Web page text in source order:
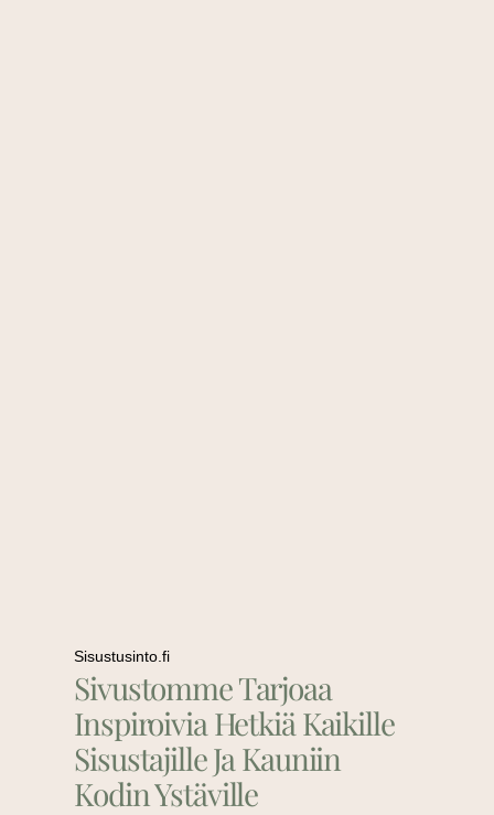
Sisustusinto.fi
Sivustomme Tarjoaa
Inspiroivia Hetkiä Kaikille
Sisustajille Ja Kauniin
Kodin Ystäville